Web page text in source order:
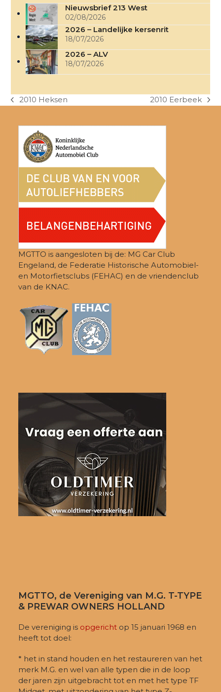
Nieuwsbrief 213 West
02/08/2026
2026 – Landelijke kersenrit
18/07/2026
2026 – ALV
18/07/2026
previous
2010 Heksen
next
2010 Eerbeek
MGTTO is aangesloten bij de: MG Car Club
Engeland, de Federatie Historische Automobiel-
en Motorfietsclubs (FEHAC) en de vriendenclub
van de KNAC.
MGTTO, de Vereniging van M.G. T-TYPE
& PREWAR OWNERS HOLLAND
De vereniging is opgericht op 15 januari 1968 en
heeft tot doel:
* het in stand houden en het restaureren van het
merk M.G. en wel van alle typen die in de loop
der jaren zijn uitgebracht tot en met het type TF